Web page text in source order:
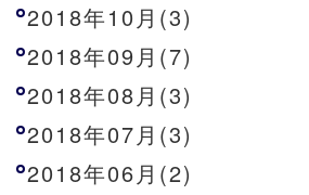
2018年10月(3)
2018年09月(7)
2018年08月(3)
2018年07月(3)
2018年06月(2)